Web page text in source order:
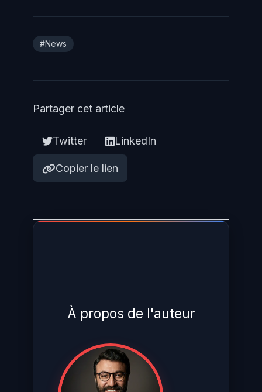
#News
Partager cet article
Twitter LinkedIn
Copier le lien
À propos de l'auteur